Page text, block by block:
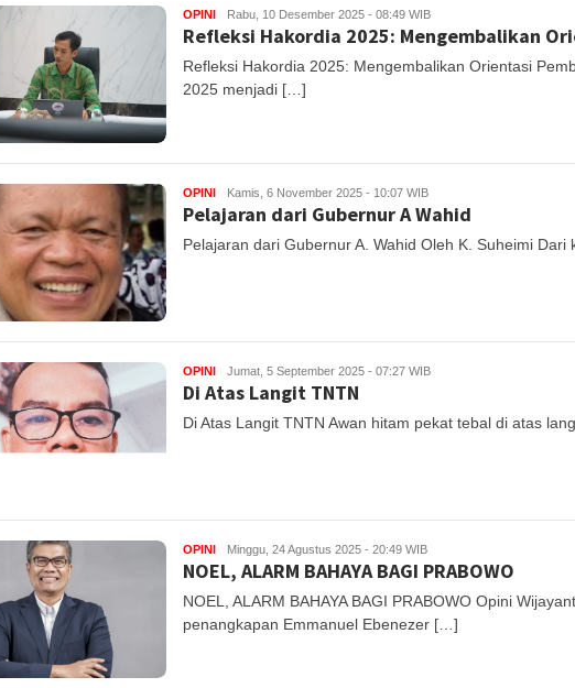
OPINI Rabu, 10 Desember 2025 - 08:49 WIB
Refleksi Hakordia 2025: Mengembalikan
Refleksi Hakordia 2025: Mengembalikan Orientasi
2025 menjadi […]
OPINI Kamis, 6 November 2025 - 10:07 WIB
Pelajaran dari Gubernur A Wahid
Pelajaran dari Gubernur A. Wahid Oleh K. Suheimi
OPINI Jumat, 5 September 2025 - 07:27 WIB
Di Atas Langit TNTN
Di Atas Langit TNTN Awan hitam pekat tebal di atas
OPINI Minggu, 24 Agustus 2025 - 20:49 WIB
NOEL, ALARM BAHAYA BAGI PRABOWO
NOEL, ALARM BAHAYA BAGI PRABOWO Opini
penangkapan Emmanuel Ebenezer […]